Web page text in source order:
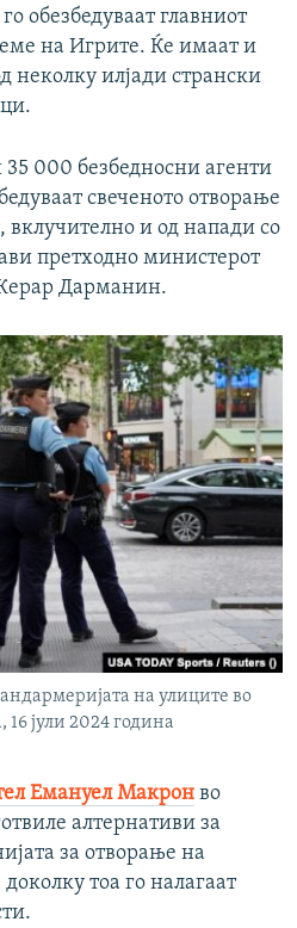
обезбедуваат главниот
на Игрите. Ќе имаат и
неколку илјади странски
000 безбедносни агенти
свеченото отворање
вклучително и од напади со
претходно министерот
Дарманин.
на улиците во
јули 2024 година
Емануел Макрон во
алтернативи за
за отворање на
тоа го налагаат